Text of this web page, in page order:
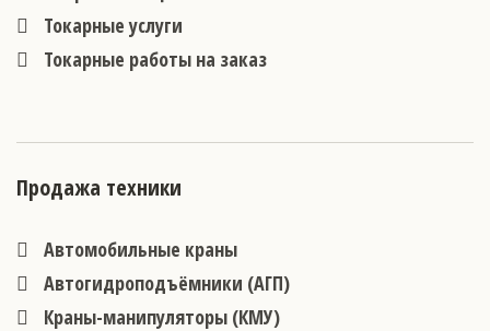
Токарные услуги
Токарные работы на заказ
Продажа техники
Автомобильные краны
Автогидроподъёмники (АГП)
Краны-манипуляторы (КМУ)